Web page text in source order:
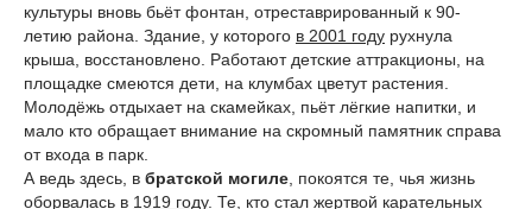
культуры вновь бьёт фонтан, отреставрированный к 90-
летию района. Здание, у которого в 2001 году рухнула
крыша, восстановлено. Работают детские аттракционы, на
площадке смеются дети, на клумбах цветут растения.
Молодёжь отдыхает на скамейках, пьёт лёгкие напитки, и
мало кто обращает внимание на скромный памятник справа
от входа в парк.
А ведь здесь, в братской могиле , покоятся те, чья жизнь
оборвалась в 1919 году. Те, кто стал жертвой карательных